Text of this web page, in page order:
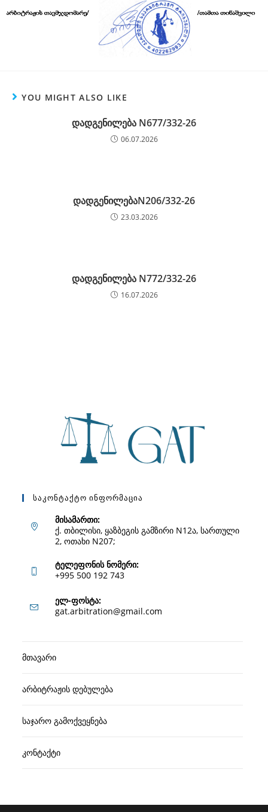
YOU MIGHT ALSO LIKE
დადგენილება N677/332-26
06.07.2026
დადგენილებაN206/332-26
23.03.2026
დადგენილება N772/332-26
16.07.2026
Საკონტაქტო Ინფორმაცია
მისამართი:
ქ. თბილისი, ყაზბეგის გამზირი N12ა, სართული
2, ოთახი N207;
ტელეფონის ნომერი:
+995 500 192 743
in
application
ელ-ფოსტა:
gat.arbitration@gmail.com
მთავარი
არბიტრაჟის დებულება
საჯარო გამოქვეყნება
კონტაქტი